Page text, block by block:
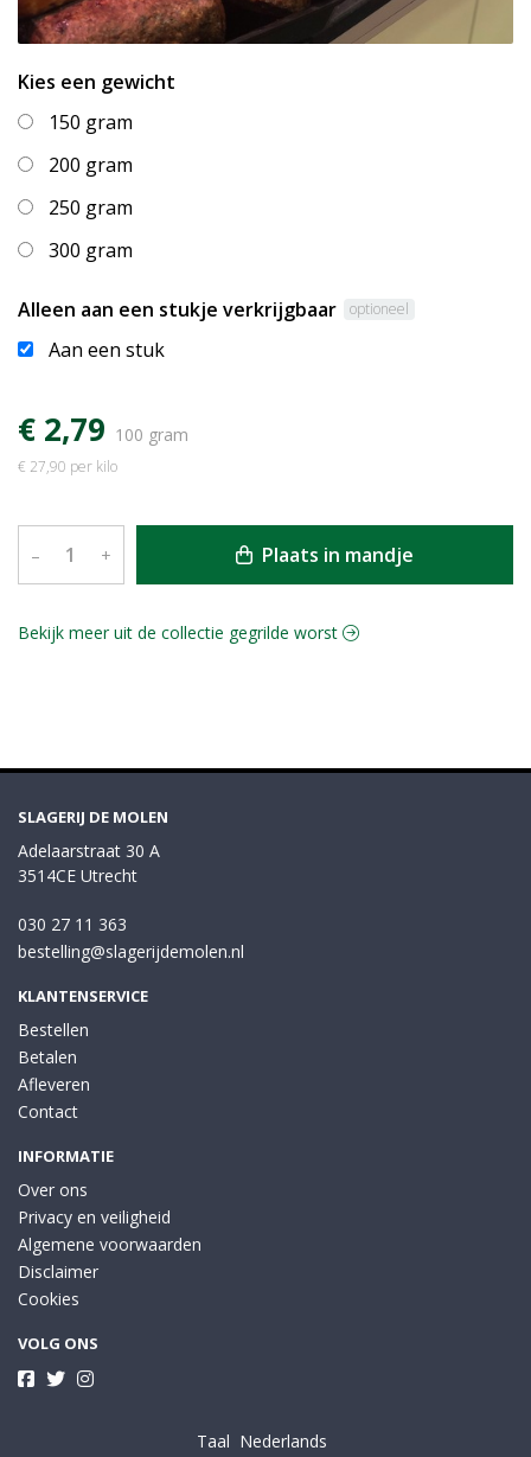
Kies een gewicht
150 gram
200 gram
250 gram
300 gram
Alleen aan een stukje verkrijgbaar optioneel
Aan een stuk
€ 2,79 100 gram
€ 27,90 per kilo
– + Plaats in mandje
Bekijk meer uit de collectie gegrilde worst
SLAGERIJ DE MOLEN
Adelaarstraat 30 A
3514CE Utrecht
030 27 11 363
bestelling@slagerijdemolen.nl
KLANTENSERVICE
Bestellen
Betalen
Afleveren
Contact
INFORMATIE
Over ons
Privacy en veiligheid
Algemene voorwaarden
Disclaimer
Cookies
VOLG ONS
Taal